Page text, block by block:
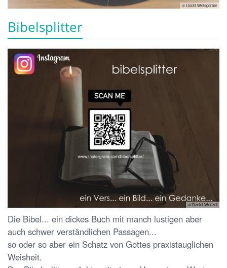
© Uschi Weisgerber
Bibelsplitter
© Daniel Wenzel
Die Bibel... ein dickes Buch mit manch lustigen aber
auch schwer verständlichen Passagen...
so oder so aber ein Schatz von Gottes praxistauglichen
Weisheit.